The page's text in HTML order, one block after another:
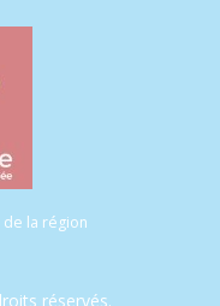
de la région
réservés.